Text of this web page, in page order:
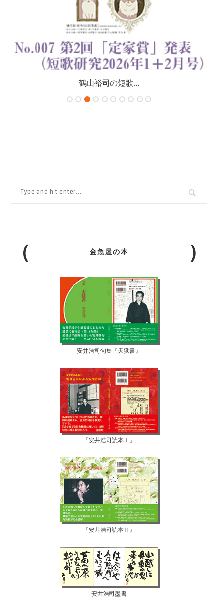
鶴山裕司の短歌...
金魚屋の本
安井浩司句集『天獄書』
『安井浩司読本Ⅰ』
『安井浩司読本Ⅱ』
安井浩司墨書